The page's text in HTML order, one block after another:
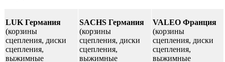
LUK Германия
(корзины
сцепления, диски
сцепления,
выжимные
SACHS Германия
(корзины
сцепления, диски
сцепления,
выжимные
VALEO Франция
(корзины
сцепления, диски
сцепления,
выжимные